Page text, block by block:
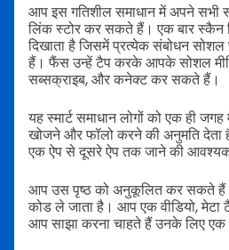
आप इस गतिशील समाधान में अपने सभी
लिंक स्टोर कर सकते हैं। एक बार स्कैन
दिखाता है जिसमें प्रत्येक संबोधन सोशल
हैं। फैंस उन्हें टैप करके आपके सोशल
सब्सक्राइब, और कनेक्ट कर सकते हैं।
यह स्मार्ट समाधान लोगों को एक ही
खोजने और फॉलो करने की अनुमति
एक ऐप से दूसरे ऐप तक जाने की
आप उस पृष्ठ को अनुकूलित कर सकते
कोड ले जाता है। आप एक वीडियो,
आप साझा करना चाहते हैं उनके लिए